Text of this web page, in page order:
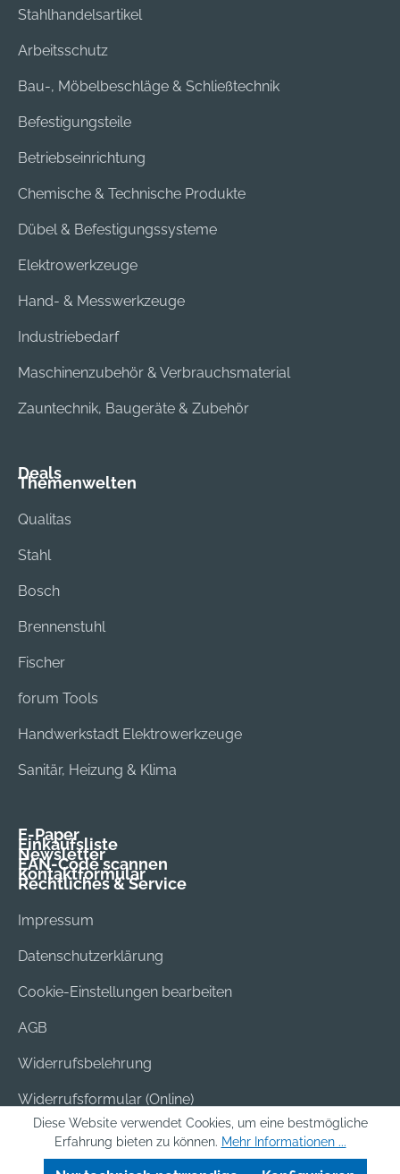
Stahlhandelsartikel
Arbeitsschutz
Bau-, Möbelbeschläge & Schließtechnik
Befestigungsteile
Betriebseinrichtung
Chemische & Technische Produkte
Dübel & Befestigungssysteme
Elektrowerkzeuge
Hand- & Messwerkzeuge
Industriebedarf
Maschinenzubehör & Verbrauchsmaterial
Zauntechnik, Baugeräte & Zubehör
Deals
Themenwelten
Qualitas
Stahl
Bosch
Brennenstuhl
Fischer
forum Tools
Handwerkstadt Elektrowerkzeuge
Sanitär, Heizung & Klima
E-Paper
Einkaufsliste
Newsletter
EAN-Code scannen
Kontaktformular
Rechtliches & Service
Impressum
Datenschutzerklärung
Cookie-Einstellungen bearbeiten
AGB
Widerrufsbelehrung
Widerrufsformular (Online)
Versand & Bezahlung
Diese Website verwendet Cookies, um eine bestmögliche
Erfahrung bieten zu können. Mehr Informationen ...